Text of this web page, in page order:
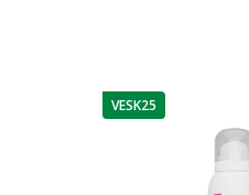
patarimas
VESK25